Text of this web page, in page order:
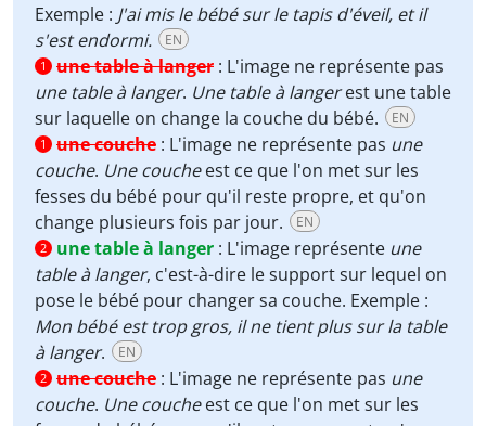
Exemple : J'ai mis le bébé sur le tapis d'éveil, et il
s'est endormi.
EN
1 une table à langer : L'image ne représente pas
une table à langer. Une table à langerest une table
sur laquelle on change la couche du bébé.
EN
1 une couche : L'image ne représente pas une
couche. Une coucheest ce que l'on met sur les
fesses du bébé pour qu'il reste propre, et qu'on
change plusieurs fois par jour.
EN
2 une table à langer : L'image représente une
table à langer, c'est-à-dire le support sur lequel on
pose le bébé pour changer sa couche. Exemple :
Mon bébé est trop gros, il ne tient plus sur la table
à langer. EN
2 une couche : L'image ne représente pas une
couche. Une coucheest ce que l'on met sur les